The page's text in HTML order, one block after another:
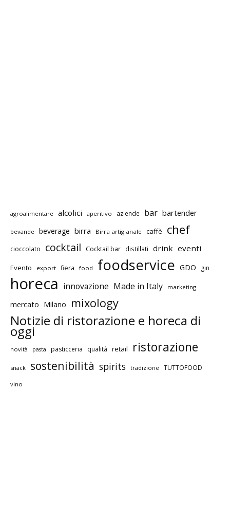
agroalimentare alcolici aperitivo aziende bar bartender
bevande beverage birra Birra artigianale caffè chef
cioccolato cocktail Cocktail bar distillati drink eventi
Evento export fiera food foodservice GDO gin
horeca innovazione Made in Italy marketing
mercato Milano mixology
Notizie di ristorazione e horeca di
oggi
novità pasta pasticceria qualità retail ristorazione
snack sostenibilità spirits tradizione TUTTOFOOD
vino